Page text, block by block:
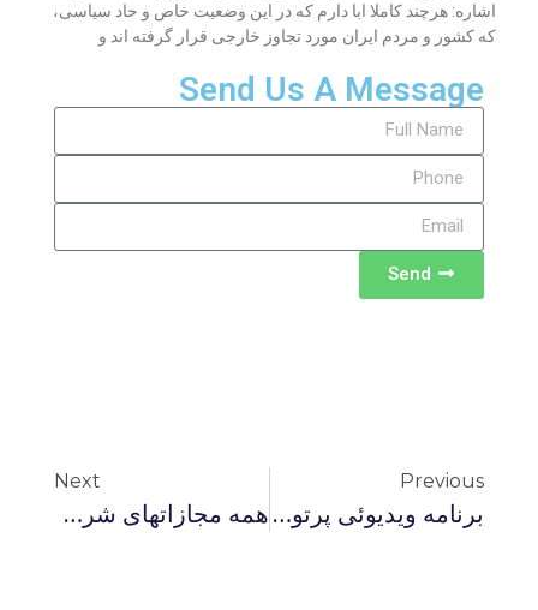
اشاره: هرچند کاملا ابا دارم که در این وضعیت خاص و حاد سیاسی،
که کشور و مردم ایران مورد تجاوز خارجی قرار گرفته اند و
Send Us A Message
Send
Previous
برنامه ويديوئى پرتو نور تحت عنوان: دين و نهادهاي ديني ۱
Next
همه مجازاتهای شرعی قابل تغییر هستند